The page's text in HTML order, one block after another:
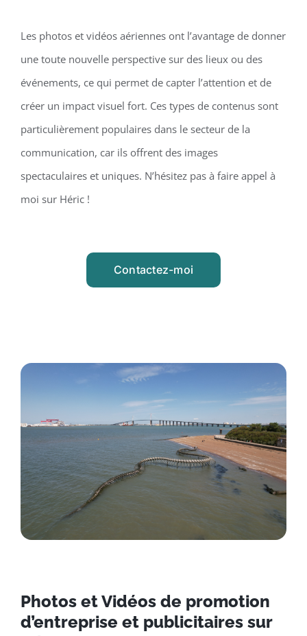
Les photos et vidéos aériennes ont l’avantage de donner
une toute nouvelle perspective sur des lieux ou des
événements, ce qui permet de capter l’attention et de
créer un impact visuel fort. Ces types de contenus sont
particulièrement populaires dans le secteur de la
communication, car ils offrent des images
spectaculaires et uniques. N’hésitez pas à faire appel à
moi sur Héric !
Contactez-moi
Photos et Vidéos de promotion
d’entreprise et publicitaires sur